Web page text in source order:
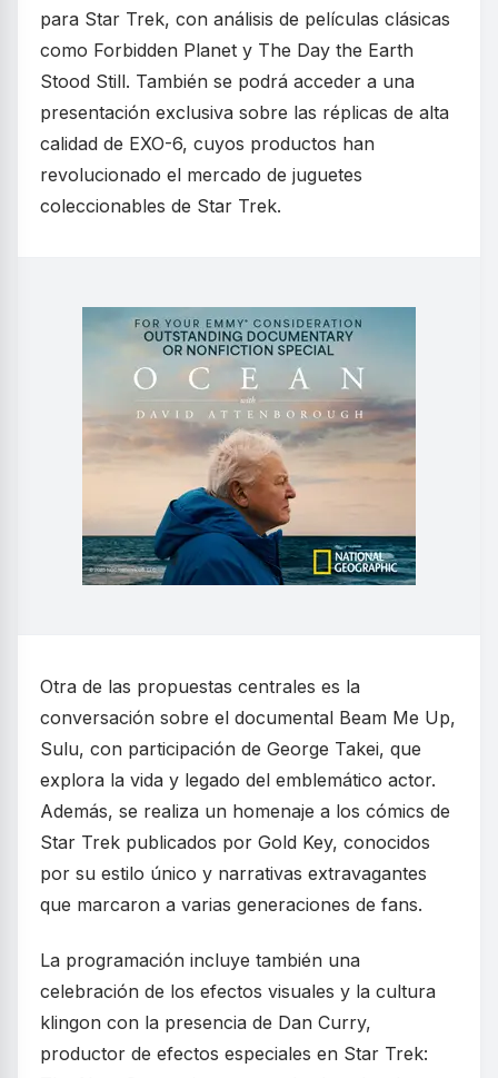
para Star Trek, con análisis de películas clásicas
como Forbidden Planet y The Day the Earth
Stood Still. También se podrá acceder a una
presentación exclusiva sobre las réplicas de alta
calidad de EXO-6, cuyos productos han
revolucionado el mercado de juguetes
coleccionables de Star Trek.
Otra de las propuestas centrales es la
conversación sobre el documental Beam Me Up,
Sulu, con participación de George Takei, que
explora la vida y legado del emblemático actor.
Además, se realiza un homenaje a los cómics de
Star Trek publicados por Gold Key, conocidos
por su estilo único y narrativas extravagantes
que marcaron a varias generaciones de fans.
La programación incluye también una
celebración de los efectos visuales y la cultura
klingon con la presencia de Dan Curry,
productor de efectos especiales en Star Trek: